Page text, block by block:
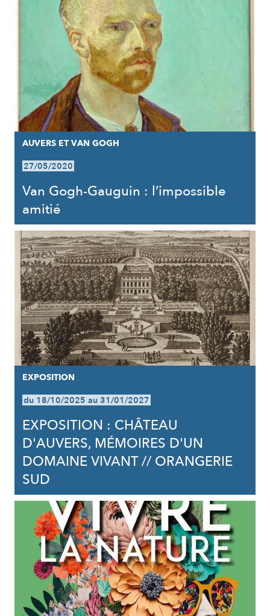
AUVERS ET VAN GOGH
27/05/2020
Van Gogh-Gauguin : l’impossible
amitié
EXPOSITION
du 18/10/2025 au 31/01/2027
EXPOSITION : CHÂTEAU
D'AUVERS, MÉMOIRES D'UN
DOMAINE VIVANT // ORANGERIE
SUD